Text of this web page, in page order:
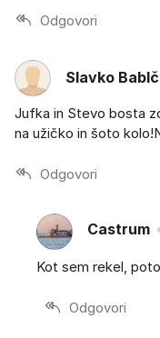
Odgovori
Slavko BabIč
Jufka in Stevo bosta
na užičko in šoto
Odgovori
Castrum
Kot sem rekel,
Odgovori